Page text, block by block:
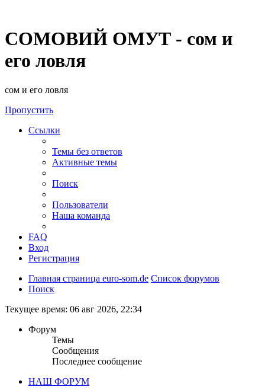
СОМОВИЙ ОМУТ - сом и
его ловля
сом и его ловля
Пропустить
Ссылки
Темы без ответов
Активные темы
Поиск
Пользователи
Наша команда
FAQ
Вход
Регистрация
Главная страница euro-som.de Список форумов
Поиск
Текущее время: 06 авг 2026, 22:34
Форум
Темы
Сообщения
Последнее сообщение
НАШ ФОРУМ